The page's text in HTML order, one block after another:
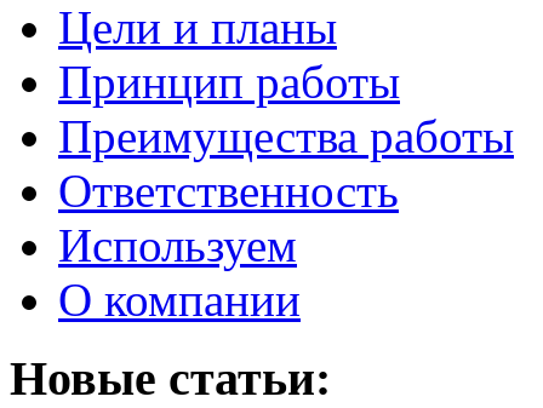
Цели и планы
Принцип работы
Преимущества работы
Ответственность
Используем
О компании
Новые статьи: